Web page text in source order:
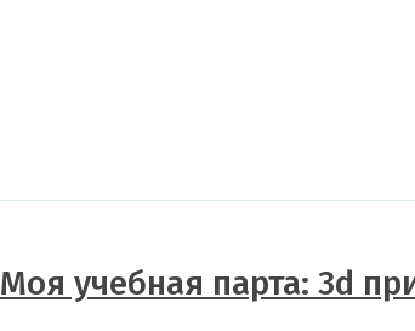
Моя учебная парта: 3d